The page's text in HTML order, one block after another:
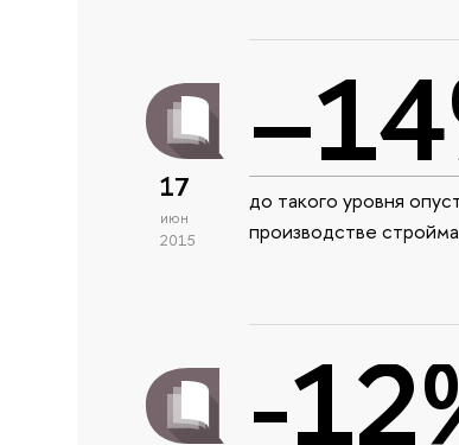
17
июн
2015
до такого уровня
производстве
-